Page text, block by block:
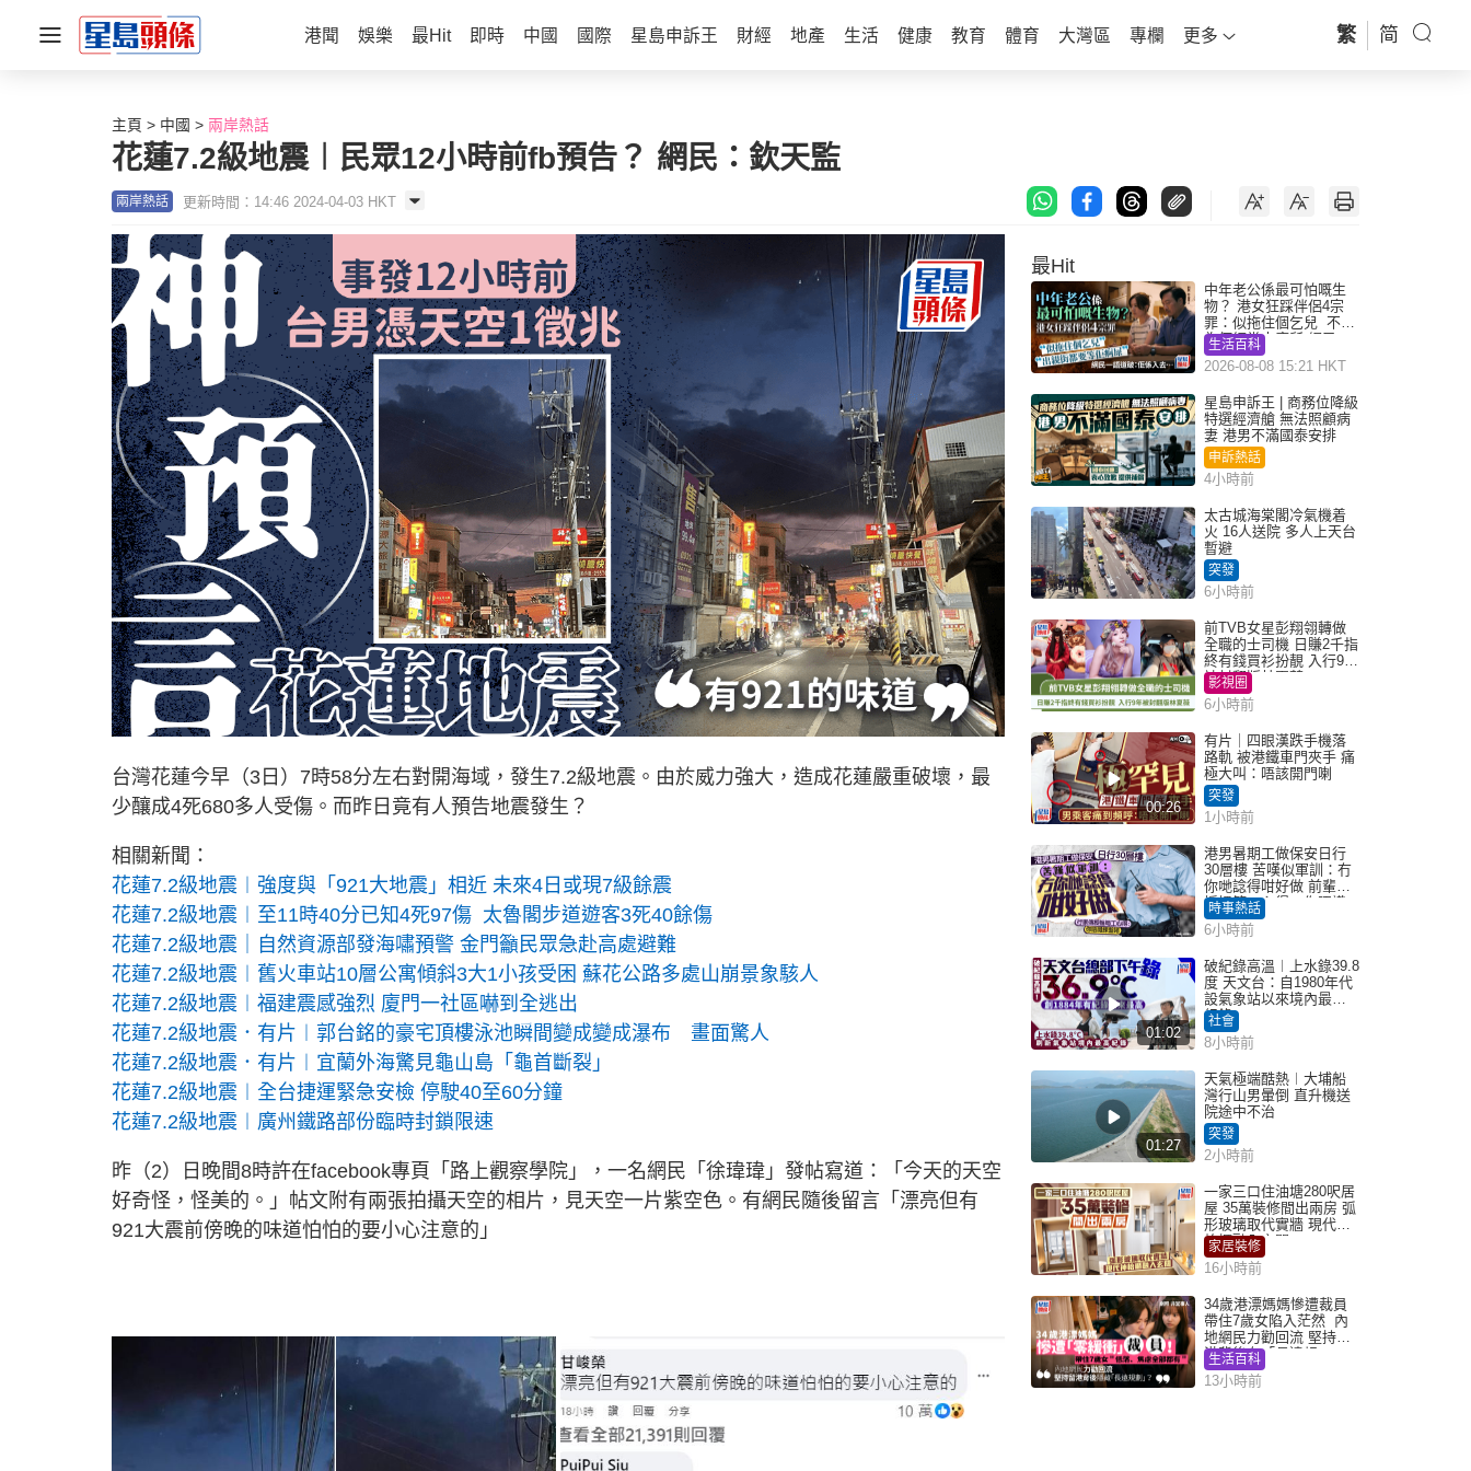
港聞 娛樂 最Hit 即時 中國 國際 星島申訴王 財經 地產 生活 健康 教育 體育 大灣區 專欄 更多 繁 简
主頁 中國 兩岸熱話
花蓮7.2級地震︱民眾12小時前fb預告？ 網民：欽天監
兩岸熱話 更新時間：14:46 2024-04-03 HKT
台灣花蓮今早（3日）7時58分左右對開海域，發生7.2級地震。由於威力強大，造成花蓮嚴重破壞，最
少釀成4死680多人受傷。而昨日竟有人預告地震發生？
相關新聞：
花蓮7.2級地震︱強度與「921大地震」相近 未來4日或現7級餘震
花蓮7.2級地震︱至11時40分已知4死97傷 太魯閣步道遊客3死40餘傷
花蓮7.2級地震｜自然資源部發海嘯預警 金門籲民眾急赴高處避難
花蓮7.2級地震︱舊火車站10層公寓傾斜3大1小孩受困 蘇花公路多處山崩景象駭人
花蓮7.2級地震︱福建震感強烈 廈門一社區嚇到全逃出
花蓮7.2級地震．有片︱郭台銘的豪宅頂樓泳池瞬間變成變成瀑布 畫面驚人
花蓮7.2級地震．有片︱宜蘭外海驚見龜山島「龜首斷裂」
花蓮7.2級地震︱全台捷運緊急安檢 停駛40至60分鐘
花蓮7.2級地震︱廣州鐵路部份臨時封鎖限速
昨（2）日晚間8時許在facebook專頁「路上觀察學院」，一名網民「徐瑋瑋」發帖寫道：「今天的天空
好奇怪，怪美的。」帖文附有兩張拍攝天空的相片，見天空一片紫空色。有網民隨後留言「漂亮但有
921大震前傍晚的味道怕怕的要小心注意的」
最Hit
中年老公係最可怕嘅生
物？ 港女狂踩伴侶4宗
罪：似拖住個乞兒 不解
為何經常去廁所 網民一
語道破
生活百科
2026-08-08 15:21 HKT
星島申訴王 | 商務位降級
特選經濟艙 無法照顧病
妻 港男不滿國泰安排
申訴熱話
4小時前
太古城海棠閣冷氣機着
火 16人送院 多人上天台
暫避
突發
6小時前
前TVB女星彭翔翎轉做
全職的士司機 日賺2千指
終有錢買衫扮靚 入行9年
被封翻版林夏薇
影視圈
6小時前
00:26
有片｜四眼漢跌手機落
路軌 被港鐵車門夾手 痛
極大叫：唔該開門喇
突發
1小時前
港男暑期工做保安日行
30層樓 苦嘆似軍訓：冇
你哋諗得咁好做 前輩傳
授搵筍工心得：你唔識
揀盤啫｜Juicy叮
時事熱話
6小時前
01:02
破紀錄高溫︱上水錄39.8
度 天文台：自1980年代
設氣象站以來境內最高
紀錄
社會
8小時前
01:27
天氣極端酷熱︱大埔船
灣行山男暈倒 直升機送
院途中不治
突發
2小時前
一家三口住油塘280呎居
屋 35萬裝修間出兩房 弧
形玻璃取代實牆 現代神
枱櫃融入玄關
家居裝修
16小時前
34歲港漂媽媽慘遭裁員
帶住7歲女陷入茫然 內
地網民力勸回流 堅持留
港背後有「長遠規
劃」？
生活百科
13小時前